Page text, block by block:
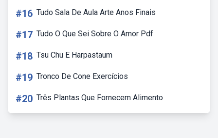
#16 Tudo Sala De Aula Arte Anos Finais
#17 Tudo O Que Sei Sobre O Amor Pdf
#18 Tsu Chu E Harpastaum
#19 Tronco De Cone Exercícios
#20 Três Plantas Que Fornecem Alimento